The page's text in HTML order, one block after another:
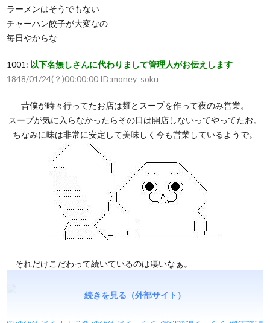
ラーメンはそうでもない
チャーハン餃子が大変なの
毎日やからな
1001: 以下名無しさんに代わりまして管理人がお伝えします
1848/01/24(？)00:00:00 ID:money_soku
昔僕が時々行ってたお店は麺とスープを作って夜のみ営業。
スープが気に入らなかったらその日は開店しないってやってたお。
ちなみに味は非常に安定して美味しく今も営業しているようで。
それだけこだわって続いているのは凄いなぁ。
家ばんからライト 3食 ばんからラーメン 旭川味噌ラーメン 濃厚味噌
続きを見る（外部サイト）